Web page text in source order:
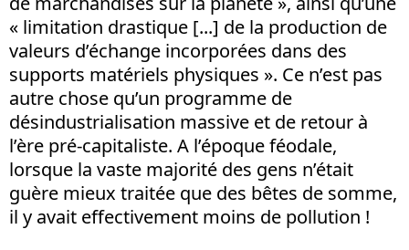
« limitation drastique [...] de la production de
valeurs d’échange incorporées dans des
supports matériels physiques ». Ce n’est pas
autre chose qu’un programme de
désindustrialisation massive et de retour à
l’ère pré-capitaliste. A l’époque féodale,
lorsque la vaste majorité des gens n’était
guère mieux traitée que des bêtes de somme,
il y avait effectivement moins de pollution !